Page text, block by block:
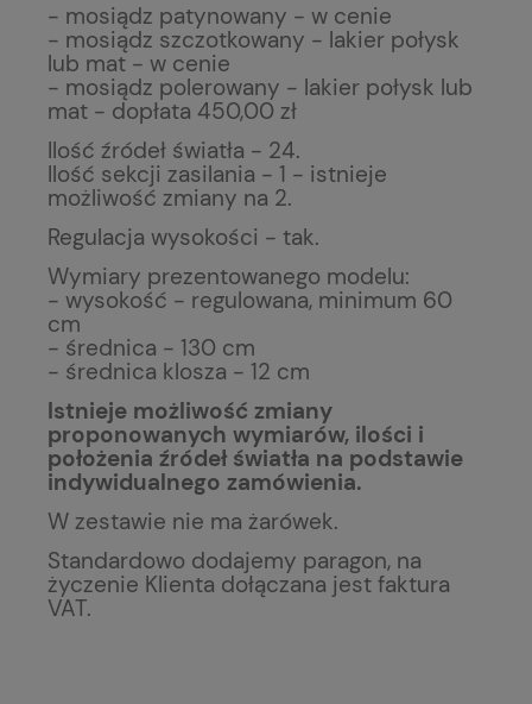
- mosiądz patynowany - w cenie
- mosiądz szczotkowany - lakier połysk
lub mat - w cenie
- mosiądz polerowany - lakier połysk lub
mat - dopłata 450,00 zł
Ilość źródeł światła - 24.
Ilość sekcji zasilania - 1 - istnieje
możliwość zmiany na 2.
Regulacja wysokości - tak.
Wymiary prezentowanego modelu:
- wysokość - regulowana, minimum 60
cm
- średnica - 130 cm
- średnica klosza - 12 cm
Istnieje możliwość zmiany
proponowanych wymiarów, ilości i
położenia źródeł światła na podstawie
indywidualnego zamówienia.
W zestawie nie ma żarówek.
Standardowo dodajemy paragon, na
życzenie Klienta dołączana jest faktura
VAT.